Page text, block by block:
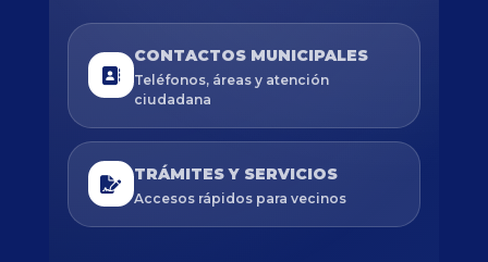
CONTACTOS MUNICIPALES
Teléfonos, áreas y atención
ciudadana
TRÁMITES Y SERVICIOS
Accesos rápidos para vecinos